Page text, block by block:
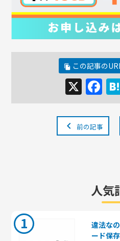
file_copy この記事の
X
chevron_left 前の記事
人気
違法な
ード保
1